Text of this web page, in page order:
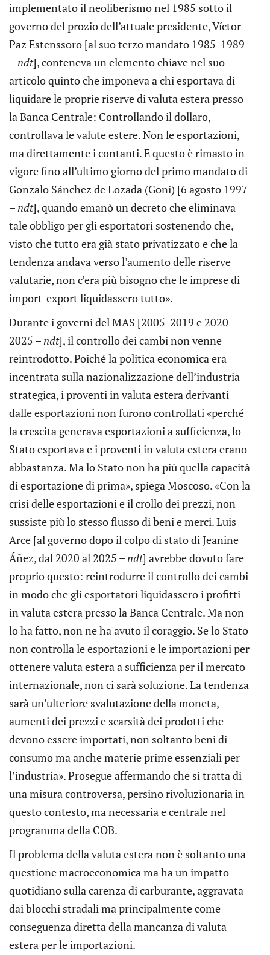
implementato il neoliberismo nel 1985 sotto il
governo del prozio dell’attuale presidente, Víctor
Paz Estenssoro [al suo terzo mandato 1985-1989
–ndt], conteneva un elemento chiave nel suo
articolo quinto che imponeva a chi esportava di
liquidare le proprie riserve di valuta estera presso
la Banca Centrale: Controllando il dollaro,
controllava le valute estere. Non le esportazioni,
ma direttamente i contanti. E questo è rimasto in
vigore fino all’ultimo giorno del primo mandato di
Gonzalo Sánchez de Lozada (Goni) [6 agosto 1997
–ndt], quando emanò un decreto che eliminava
tale obbligo per gli esportatori sostenendo che,
visto che tutto era già stato privatizzato e che la
tendenza andava verso l’aumento delle riserve
valutarie, non c’era più bisogno che le imprese di
import-export liquidassero tutto».
Durante i governi del MAS [2005-2019 e 2020-
2025 –ndt], il controllo dei cambi non venne
reintrodotto. Poiché la politica economica era
incentrata sulla nazionalizzazione dell’industria
strategica, i proventi in valuta estera derivanti
dalle esportazioni non furono controllati «perché
la crescita generava esportazioni a sufficienza, lo
Stato esportava e i proventi in valuta estera erano
abbastanza. Ma lo Stato non ha più quella capacità
di esportazione di prima», spiega Moscoso. «Con la
crisi delle esportazioni e il crollo dei prezzi, non
sussiste più lo stesso flusso di beni e merci. Luis
Arce [al governo dopo il colpo di stato di Jeanine
Áñez, dal 2020 al 2025 –ndt] avrebbe dovuto fare
proprio questo: reintrodurre il controllo dei cambi
in modo che gli esportatori liquidassero i profitti
in valuta estera presso la Banca Centrale. Ma non
lo ha fatto, non ne ha avuto il coraggio. Se lo Stato
non controlla le esportazioni e le importazioni per
ottenere valuta estera a sufficienza per il mercato
internazionale, non ci sarà soluzione. La tendenza
sarà un’ulteriore svalutazione della moneta,
aumenti dei prezzi e scarsità dei prodotti che
devono essere importati, non soltanto beni di
consumo ma anche materie prime essenziali per
l’industria». Prosegue affermando che si tratta di
una misura controversa, persino rivoluzionaria in
questo contesto, ma necessaria e centrale nel
programma della COB.
Il problema della valuta estera non è soltanto una
questione macroeconomica ma ha un impatto
quotidiano sulla carenza di carburante, aggravata
dai blocchi stradali ma principalmente come
conseguenza diretta della mancanza di valuta
estera per le importazioni.